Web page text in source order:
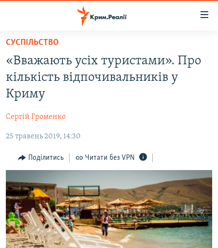
Перейти
основного
матеріалу
Перейти
до
основної
навігації
Перейти
пошуку
ВІДЕО ТА ФОТО
БЛОГИ
ПОГЛЯД
ІНТЕРВ'Ю
СПЕЦПРОЕКТИ
ДЕПОРТАЦІЯ
ВІДЕОУРОКИ «ELIFBE»
СВІДЧЕННЯ ОКУПАЦІЇ
ЯК ОБІЙТИ БЛОКУВАННЯ
Русский
СУСПІЛЬСТВО
«Вважають усіх туристами». Про
кількість відпочивальників у
Криму
Сергій Громенко
25 травень 2019, 14:30
Поділитись Читати без VPN